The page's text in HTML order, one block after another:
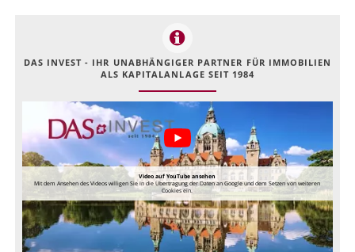
DAS INVEST - IHR UNABHÄNGIGER PARTNER FÜR IMMOBILIEN
ALS KAPITALANLAGE SEIT 1984
Video auf YouTube ansehen
Mit dem Ansehen des Videos willigen Sie in die Übertragung der Daten an Google und dem Setzen von weiteren
Cookies ein.